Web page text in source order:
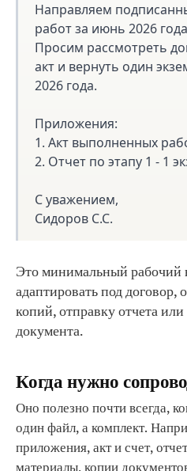
Направляем
работ за июнь 2026
Просим рассмотреть
акт и вернуть один
2026 года.
Приложения:
1. Акт выполненных
2. Отчет по этапу 1 - 1
С уважением,
Сидоров С.С.
Это минимальный рабочий
адаптировать под договор,
копий, отправку отчета
документа.
Когда нужно
Оно полезно почти всегда,
один файл, а комплект.
приложения, акт и счет,
материалы, копии